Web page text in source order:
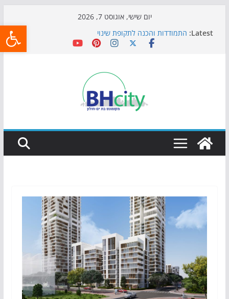
יום שישי, אוגוסט 7, 2026
Latest: התמודדות והכנה לתקופת שינוי
אי ההרפתקאות ממשיך לכבוש את הגינות: מאות משפחות
כדורגל באווירה מיוחדת: הקרנת גמר המונדיאל בטרמינל
הקיץ של בני הנוער בבת־ים: חוף הריביירה הופך למרחב
בטוח בשעות הערב